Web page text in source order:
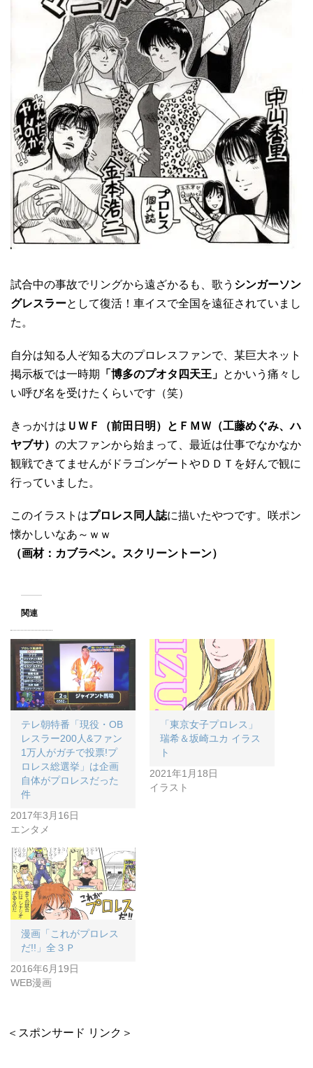
試合中の事故でリングから遠ざかるも、歌う シンガーソン
グレスラーとして復活！車イスで全国を遠征されていまし
た。
自分は知る人ぞ知る大のプロレスファンで、某巨大ネット
掲示板では一時期
「博多のプオタ四天王」 とかいう痛々し
い呼び名を受けたくらいです（笑）
きっかけは ＵＷＦ（前田日明）とＦＭＷ（工藤めぐみ、ハ
ヤブサ） の大ファンから始まって、最近は仕事でなかなか
観戦できてませんがドラゴンゲートやＤＤＴを好んで観に
行っていました。
このイラストはプロレス同人誌に描いたやつです。咲ポン
懐かしいなあ～ｗｗ
（画材：カブラペン。スクリーントーン）
関連
テレ朝特番「現役・OB
レスラー200人&ファン
1万人がガチで投票!プ
ロレス総選挙」は企画
自体がプロレスだった
件
2017年3月16日
エンタメ
「東京女子プロレス」
瑞希＆坂崎ユカ イラス
ト
2021年1月18日
イラスト
漫画「これがプロレス
だ!!」全３Ｐ
2016年6月19日
WEB漫画
＜スポンサード リンク＞